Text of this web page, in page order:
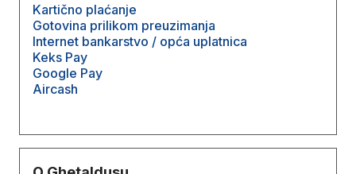
Kartično plaćanje
Gotovina prilikom preuzimanja
Internet bankarstvo / opća uplatnica
Keks Pay
Google Pay
Aircash